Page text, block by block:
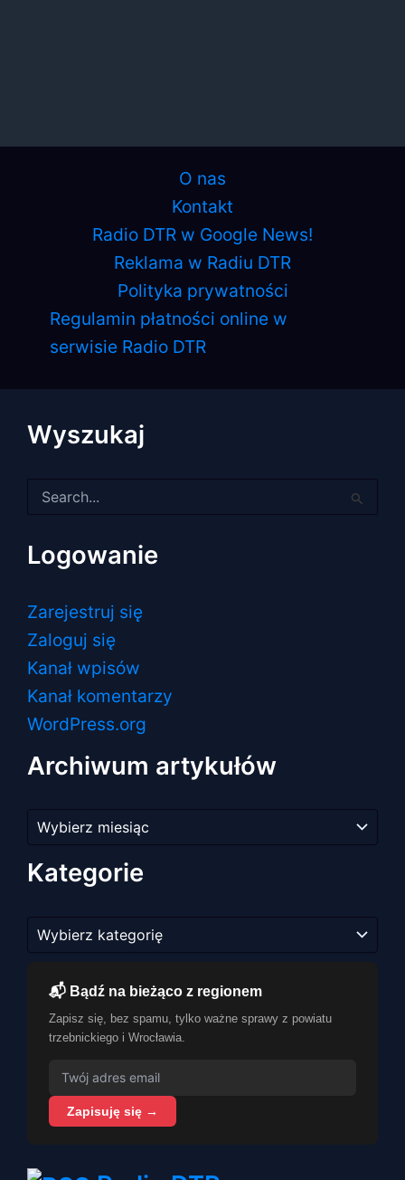
O nas
Kontakt
Radio DTR w Google News!
Reklama w Radiu DTR
Polityka prywatności
Regulamin płatności online w
serwisie Radio DTR
Wyszukaj
dla:
Logowanie
Zarejestruj się
Zaloguj się
Kanał wpisów
Kanał komentarzy
WordPress.org
Archiwum artykułów
artykułów
Kategorie
📬 Bądź na bieżąco z regionem
Zapisz się, bez spamu, tylko ważne sprawy z powiatu
trzebnickiego i Wrocławia.
Zapisuję się →